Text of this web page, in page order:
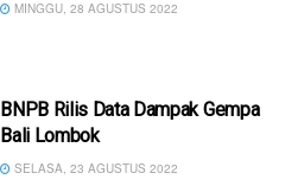
MINGGU, 28 AGUSTUS 2022
BNPB Rilis Data Dampak Gempa
Bali Lombok
SELASA, 23 AGUSTUS 2022